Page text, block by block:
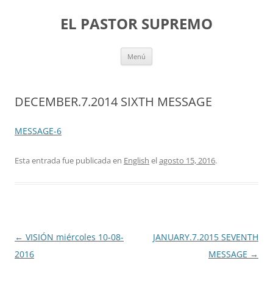
EL PASTOR SUPREMO
Menú
DECEMBER.7.2014 SIXTH MESSAGE
MESSAGE-6
Esta entrada fue publicada en English elagosto 15, 2016.
Navegación
de
← VISIÓN miércoles 10-08-
2016
JANUARY.7.2015 SEVENTH
MESSAGE →